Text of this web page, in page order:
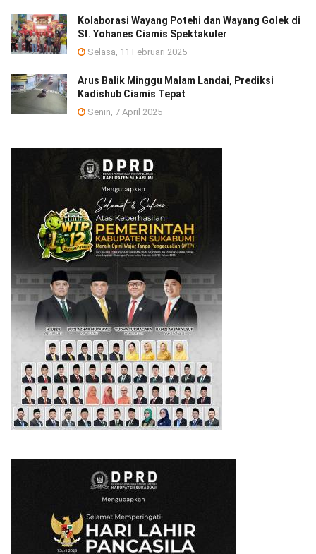
Kolaborasi Wayang Potehi dan Wayang Golek di
St. Yohanes Ciamis Spektakuler
Selasa, 11 Februari 2025
Arus Balik Minggu Malam Landai, Prediksi
Kadishub Ciamis Tepat
Senin, 7 April 2025